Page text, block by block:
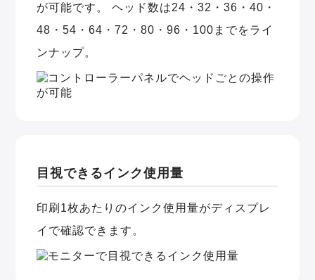
が可能です。 ヘッド数は24・32・36・40・
48・54・64・72・80・96・100までをライ
ンナップ。
目視できるインク使用量
印刷1枚あたりのインク使用量がディスプレ
イで確認できます。